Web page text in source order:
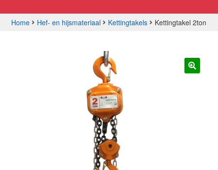
Home Hef- en hijsmateriaal Kettingtakels Kettingtakel 2ton